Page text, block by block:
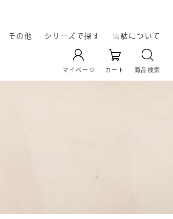
その他 シリーズで探す
Re:休
Rekyu
凛輝-rin-
レザー雪駄
暖かい冬雪駄
YAMATO KOBO -cross-
天空 TenQoo®
雪駄について
奈良の雪
駄
雪駄の起
源
雪駄の生
産
オリジナ
ル雪駄
雪駄の履
き方・選
雪駄の素
材｜い草
雪駄の素
材｜雪
マイページ カート 商品検索